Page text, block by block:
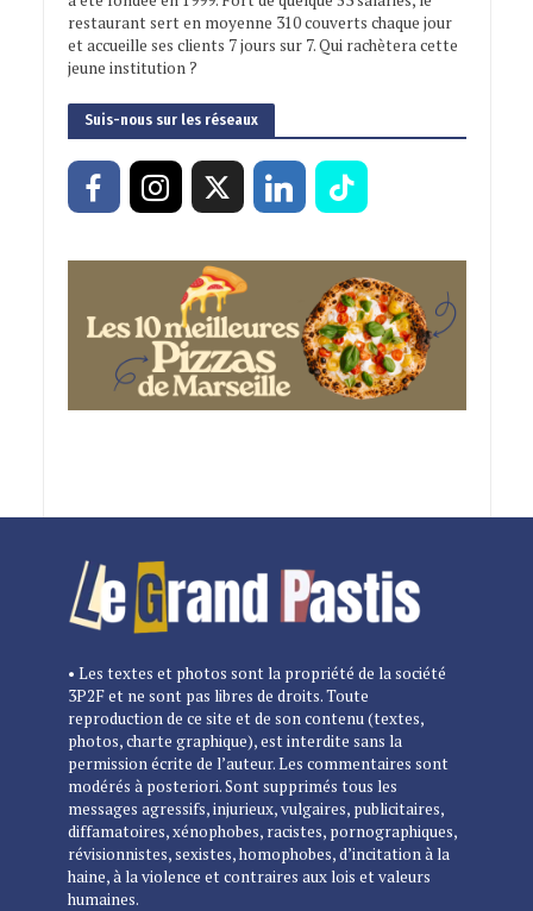
restaurant sert en moyenne 310 couverts chaque jour
et accueille ses clients 7 jours sur 7. Qui rachètera cette
jeune institution ?
Suis-nous sur les réseaux
• Les textes et photos sont la propriété de la société
3P2F et ne sont pas libres de droits. Toute
reproduction de ce site et de son contenu (textes,
photos, charte graphique), est interdite sans la
permission écrite de l’auteur. Les commentaires sont
modérés à posteriori. Sont supprimés tous les
messages agressifs, injurieux, vulgaires, publicitaires,
diffamatoires, xénophobes, racistes, pornographiques,
révisionnistes, sexistes, homophobes, d’incitation à la
haine, à la violence et contraires aux lois et valeurs
humaines.